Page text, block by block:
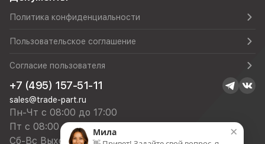
Политика конфиденциальности
Пользовательское соглашение
Согласие пользователя
+7 (495) 157-51-11
sales@trade-part.ru
Пн-Чт с 08:00 до 17:00
Пт с 08:00 до 16:00
Сб-Вс Выходной
×
Мила